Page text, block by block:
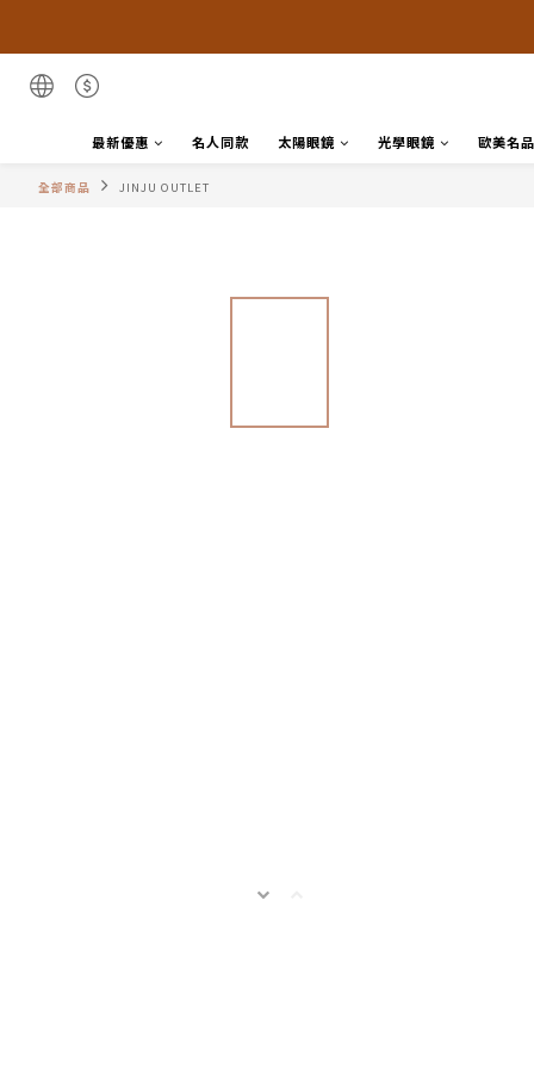
最新優惠 名人同款 太陽眼鏡 光學眼鏡 歐美名品
全部商品 JINJU OUTLET